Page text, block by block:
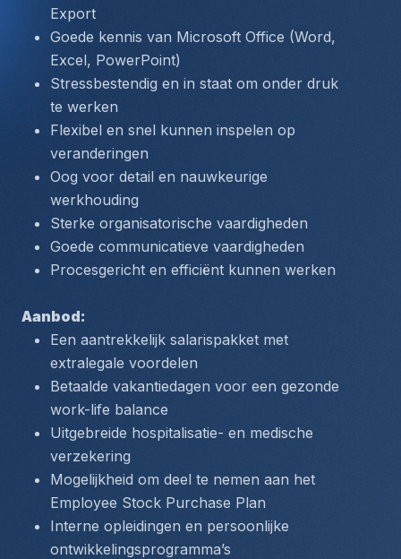
Export
Goede kennis van Microsoft Office (Word,
Excel, PowerPoint)
Stressbestendig en in staat om onder druk
te werken
Flexibel en snel kunnen inspelen op
veranderingen
Oog voor detail en nauwkeurige
werkhouding
Sterke organisatorische vaardigheden
Goede communicatieve vaardigheden
Procesgericht en efficiënt kunnen werken
Aanbod:
Een aantrekkelijk salarispakket met
extralegale voordelen
Betaalde vakantiedagen voor een gezonde
work-life balance
Uitgebreide hospitalisatie- en medische
verzekering
Mogelijkheid om deel te nemen aan het
Employee Stock Purchase Plan
Interne opleidingen en persoonlijke
ontwikkelingsprogramma’s